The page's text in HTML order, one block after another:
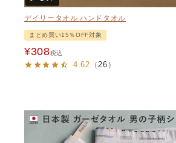
デイリータオル ハンドタオル
まとめ買い15％OFF対象
¥308税込
4.62 （26 ）